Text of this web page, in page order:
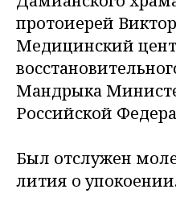
протоиерей
Медицинский
Мандрыка
Российской
Был отслужен
лития о упокоении.